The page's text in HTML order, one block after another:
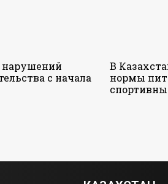
нарушений
с начала
В
нормы